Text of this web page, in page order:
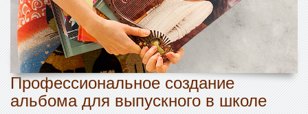
Профессиональное создание
альбома для выпускного в школе